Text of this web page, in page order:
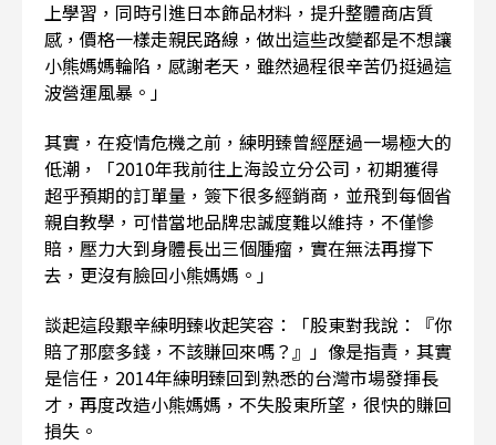
上學習，同時引進日本飾品材料，提升整體商店質
感，價格一樣走親民路線，做出這些改變都是不想讓
小熊媽媽輪陷，感謝老天，雖然過程很辛苦仍挺過這
波營運風暴。」
其實，在疫情危機之前，練明臻曾經歷過一場極大的
低潮，「2010年我前往上海設立分公司，初期獲得
超乎預期的訂單量，簽下很多經銷商，並飛到每個省
親自教學，可惜當地品牌忠誠度難以維持，不僅慘
賠，壓力大到身體長出三個腫瘤，實在無法再撐下
去，更沒有臉回小熊媽媽。」
談起這段艱辛練明臻收起笑容：「股東對我說：『你
賠了那麼多錢，不該賺回來嗎？』」像是指責，其實
是信任，2014年練明臻回到熟悉的台灣市場發揮長
才，再度改造小熊媽媽，不失股東所望，很快的賺回
損失。